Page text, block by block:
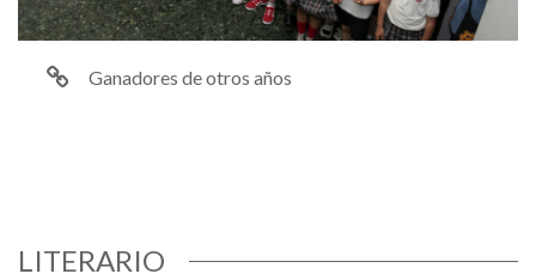
Ganadores de otros años
LITERARIO